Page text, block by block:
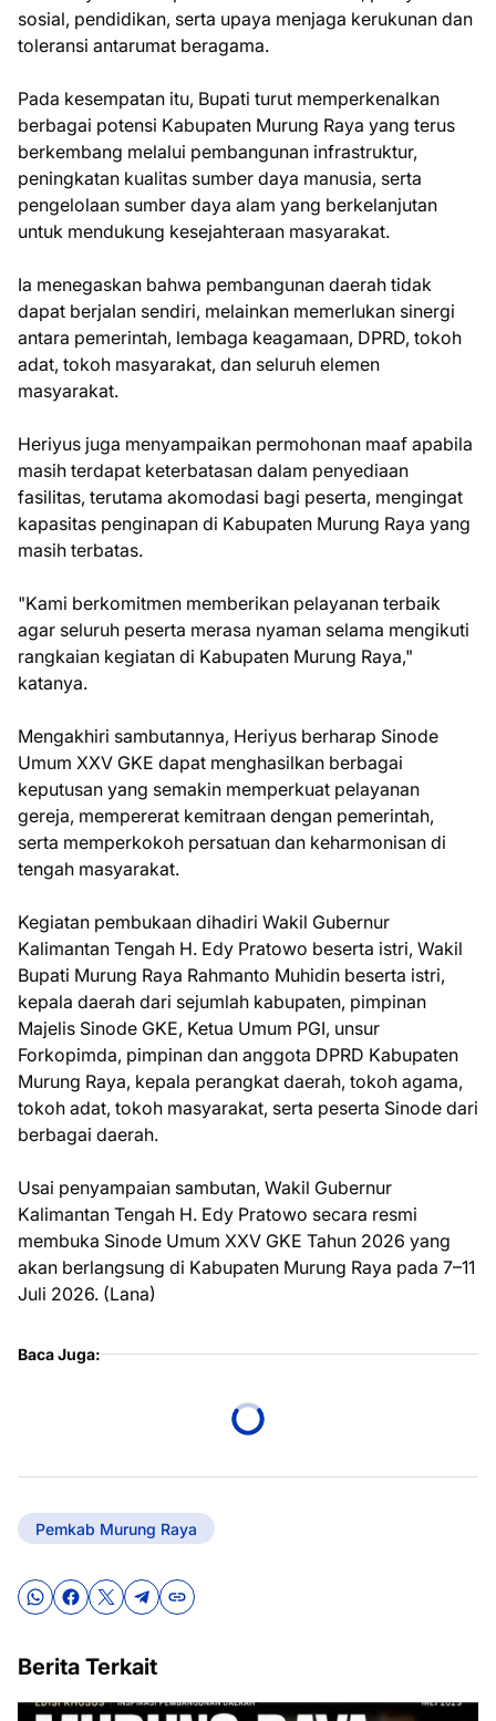
sosial, pendidikan, serta upaya menjaga kerukunan dan
toleransi antarumat beragama.
Pada kesempatan itu, Bupati turut memperkenalkan
berbagai potensi Kabupaten Murung Raya yang terus
berkembang melalui pembangunan infrastruktur,
peningkatan kualitas sumber daya manusia, serta
pengelolaan sumber daya alam yang berkelanjutan
untuk mendukung kesejahteraan masyarakat.
Ia menegaskan bahwa pembangunan daerah tidak
dapat berjalan sendiri, melainkan memerlukan sinergi
antara pemerintah, lembaga keagamaan, DPRD, tokoh
adat, tokoh masyarakat, dan seluruh elemen
masyarakat.
Heriyus juga menyampaikan permohonan maaf apabila
masih terdapat keterbatasan dalam penyediaan
fasilitas, terutama akomodasi bagi peserta, mengingat
kapasitas penginapan di Kabupaten Murung Raya yang
masih terbatas.
"Kami berkomitmen memberikan pelayanan terbaik
agar seluruh peserta merasa nyaman selama mengikuti
rangkaian kegiatan di Kabupaten Murung Raya,"
katanya.
Mengakhiri sambutannya, Heriyus berharap Sinode
Umum XXV GKE dapat menghasilkan berbagai
keputusan yang semakin memperkuat pelayanan
gereja, mempererat kemitraan dengan pemerintah,
serta memperkokoh persatuan dan keharmonisan di
tengah masyarakat.
Kegiatan pembukaan dihadiri Wakil Gubernur
Kalimantan Tengah H. Edy Pratowo beserta istri, Wakil
Bupati Murung Raya Rahmanto Muhidin beserta istri,
kepala daerah dari sejumlah kabupaten, pimpinan
Majelis Sinode GKE, Ketua Umum PGI, unsur
Forkopimda, pimpinan dan anggota DPRD Kabupaten
Murung Raya, kepala perangkat daerah, tokoh agama,
tokoh adat, tokoh masyarakat, serta peserta Sinode dari
berbagai daerah.
Usai penyampaian sambutan, Wakil Gubernur
Kalimantan Tengah H. Edy Pratowo secara resmi
membuka Sinode Umum XXV GKE Tahun 2026 yang
akan berlangsung di Kabupaten Murung Raya pada 7–11
Juli 2026. (Lana)
Baca Juga:
Pemkab Murung Raya
Berita Terkait